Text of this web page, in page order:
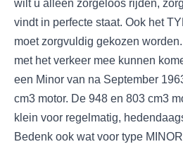
wilt u alleen zorgeloos rijden,
vindt in perfecte staat. Ook het
moet zorgvuldig gekozen
met het verkeer mee kunnen
een Minor van na September
cm3 motor. De 948 en 803 cm3
klein voor regelmatig,
Bedenk ook wat voor type